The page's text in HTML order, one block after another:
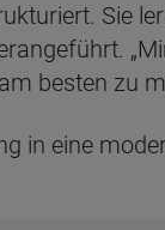
Sie
besten zu
in eine